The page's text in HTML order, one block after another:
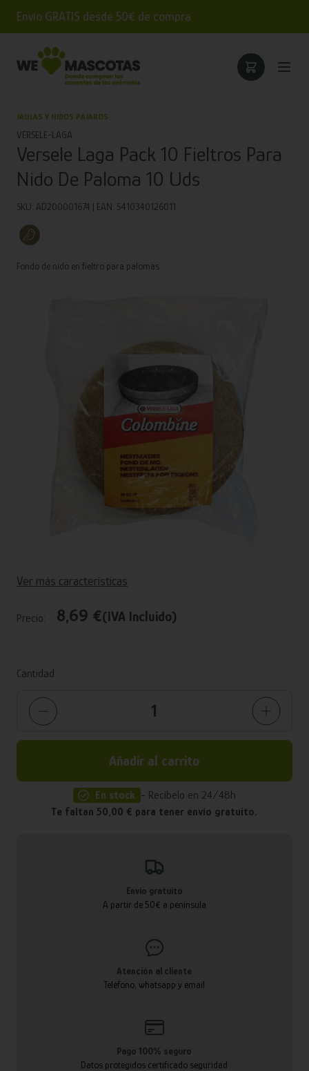
Envío GRATIS desde 50€ de compra
JAULAS Y NIDOS PÁJAROS
VERSELE-LAGA
Versele Laga Pack 10 Fieltros Para
Nido De Paloma 10 Uds
SKU: AD200001674 | EAN: 5410340126011
Fondo de nido en fieltro para palomas
Ver más características
Precio: 8,69 €(IVA Incluido)
Cantidad
Añadir al carrito
En stock - Recíbelo en 24/48h
Te faltan 50,00 € para tener envío gratuito.
Envío gratuito
A partir de 50€ a península
Atención al cliente
Teléfono, whatsapp y email
Pago 100% seguro
Datos protegidos certificado seguridad